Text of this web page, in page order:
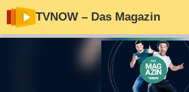
TVNOW – Das Magazin